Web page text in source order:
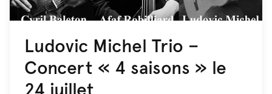
Ludovic Michel Trio –
Concert « 4 saisons » le